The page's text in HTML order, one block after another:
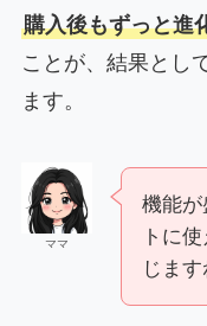
購入後もずっと進
ことが、結果とし
ます。
ママ
機能が
トに
じます